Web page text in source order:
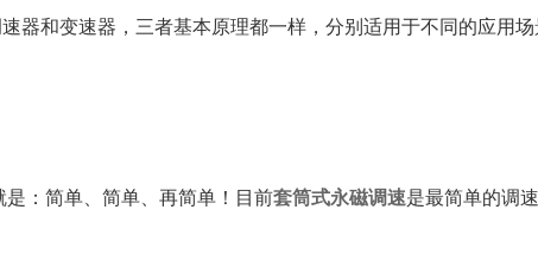
速器和变速器，三者基本原理都一样，分别适用于不同的应用
：简单、简单、再简单！目前套筒式永磁调速是最简单的调速